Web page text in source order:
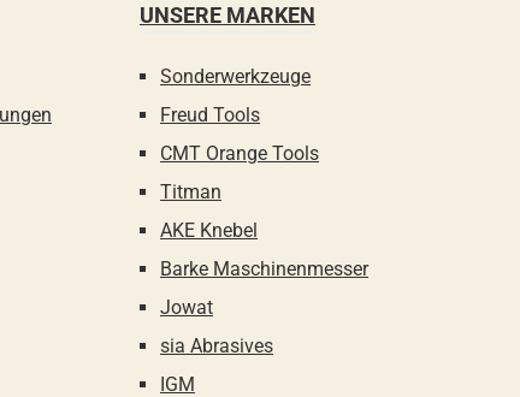
UNSERE MARKEN
Sonderwerkzeuge
Freud Tools
CMT Orange Tools
Titman
AKE Knebel
Barke Maschinenmesser
Jowat
sia Abrasives
IGM